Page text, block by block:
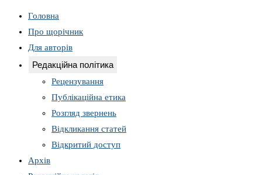
Головна
Про щорічник
Для авторів
Редакційна політика
Рецензування
Публікаційна етика
Розгляд звернень
Відкликання статей
Відкритий доступ
Архів